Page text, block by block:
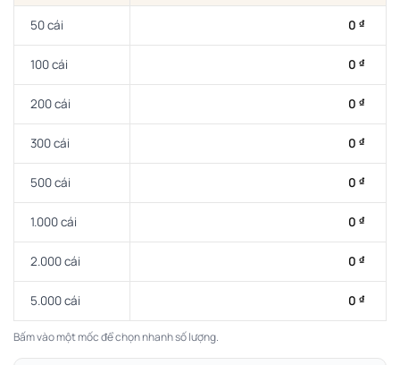
50 cái 0 ₫
100 cái 0 ₫
200 cái 0 ₫
300 cái 0 ₫
500 cái 0 ₫
1.000 cái 0 ₫
2.000 cái 0 ₫
5.000 cái 0 ₫
Bấm vào một mốc để chọn nhanh số lượng.